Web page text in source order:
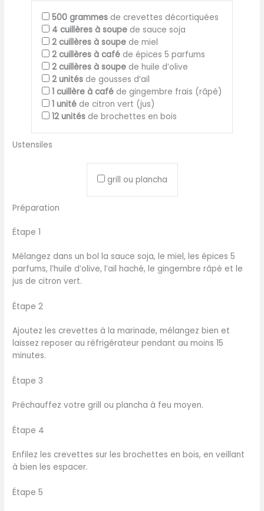
500 grammes de crevettes décortiquées
4 cuillères à soupe de sauce soja
2 cuillères à soupe de miel
2 cuillères à café de épices 5 parfums
2 cuillères à soupe de huile d’olive
2 unités de gousses d’ail
1 cuillère à café de gingembre frais (râpé)
1 unité de citron vert (jus)
12 unités de brochettes en bois
Ustensiles
grill ou plancha
Préparation
Étape 1
Mélangez dans un bol la sauce soja, le miel, les épices 5
parfums, l’huile d’olive, l’ail haché, le gingembre râpé et le
jus de citron vert.
Étape 2
Ajoutez les crevettes à la marinade, mélangez bien et
laissez reposer au réfrigérateur pendant au moins 15
minutes.
Étape 3
Préchauffez votre grill ou plancha à feu moyen.
Étape 4
Enfilez les crevettes sur les brochettes en bois, en veillant
à bien les espacer.
Étape 5